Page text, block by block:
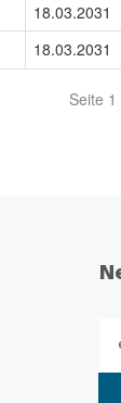
18.03.2031
18.03.2031
Seite